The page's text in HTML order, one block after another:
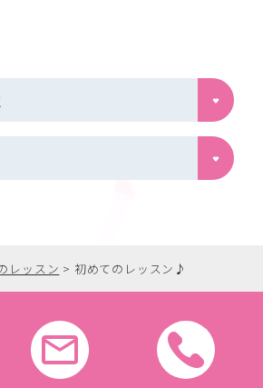
レッスン > 初めてのレッスン♪